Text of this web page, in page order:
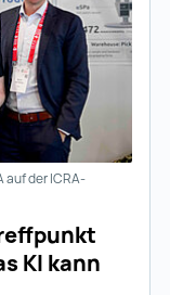
auf der ICRA-
KI kann